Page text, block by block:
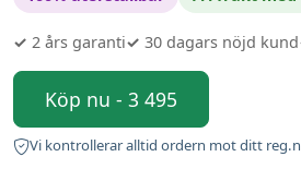
✓ 2 års garanti✓ 30 dagars nöjd kund
Köp nu - 3 495
Vi kontrollerar alltid ordern mot ditt